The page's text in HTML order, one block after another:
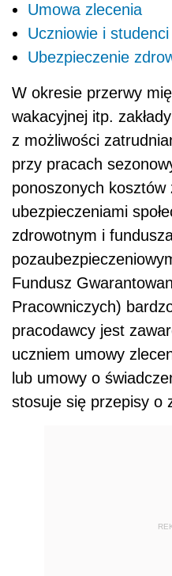
Umowa zlecenia
Uczniowie i
Ubezpieczenie
W okresie przerwy
wakacyjnej itp.
z możliwości
przy pracach
ponoszonych kosztów
ubezpieczeniami
zdrowotnym i
Fundusz
Pracowniczych)
pracodawcy jest
uczniem umowy
lub umowy o
stosuje się przepisy o